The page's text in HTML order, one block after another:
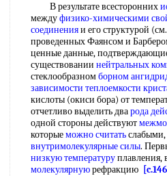
В результате всесторонних
междуфизико-химическими
соединенияи его структурой
проведенных Фаянсом и
ценные данные,
существовании нейтральных
стеклообразномборном
зависимости теплоемкости
кислоты (окиси бора) от
отчетливо выделить дварода
одной стороны действуют
которыеможно считать
внутримолекулярные силы.
низкую температуру
молекулярнуюрефракцию